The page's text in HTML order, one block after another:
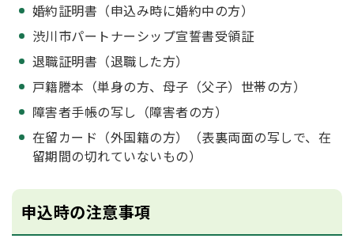
婚約証明書（申込み時に婚約中の方）
渋川市パートナーシップ宣誓書受領証
退職証明書（退職した方）
戸籍謄本（単身の方、母子（父子）世帯の方）
障害者手帳の写し（障害者の方）
在留カード（外国籍の方）（表裏両面の写しで、在
留期間の切れていないもの）
申込時の注意事項